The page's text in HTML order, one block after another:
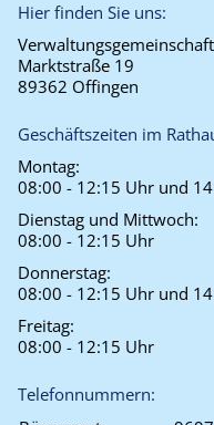
Hier finden Sie uns:
Marktstraße 19
89362 Offingen
Geschäftszeiten im
Montag:
08:00 - 12:15 Uhr und
Dienstag und Mittwoch:
08:00 - 12:15 Uhr
Donnerstag:
08:00 - 12:15 Uhr und
Freitag:
08:00 - 12:15 Uhr
Telefonnummern: